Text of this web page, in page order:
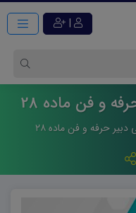
|
و فن ماده 28
حرفه و فن ماده ۲۸